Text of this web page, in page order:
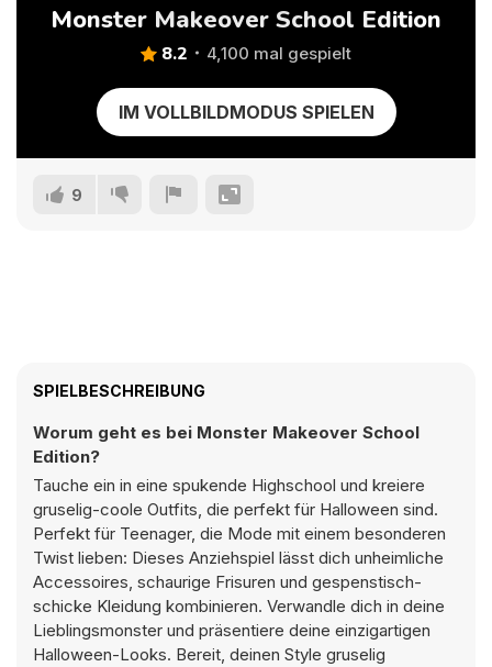
Monster Makeover School Edition
8.2 4,100 mal gespielt
IM VOLLBILDMODUS SPIELEN
9
SPIELBESCHREIBUNG
Worum geht es bei Monster Makeover School
Edition?
Tauche ein in eine spukende Highschool und kreiere
gruselig-coole Outfits, die perfekt für Halloween sind.
Perfekt für Teenager, die Mode mit einem besonderen
Twist lieben: Dieses Anziehspiel lässt dich unheimliche
Accessoires, schaurige Frisuren und gespenstisch-
schicke Kleidung kombinieren. Verwandle dich in deine
Lieblingsmonster und präsentiere deine einzigartigen
Halloween-Looks. Bereit, deinen Style gruselig